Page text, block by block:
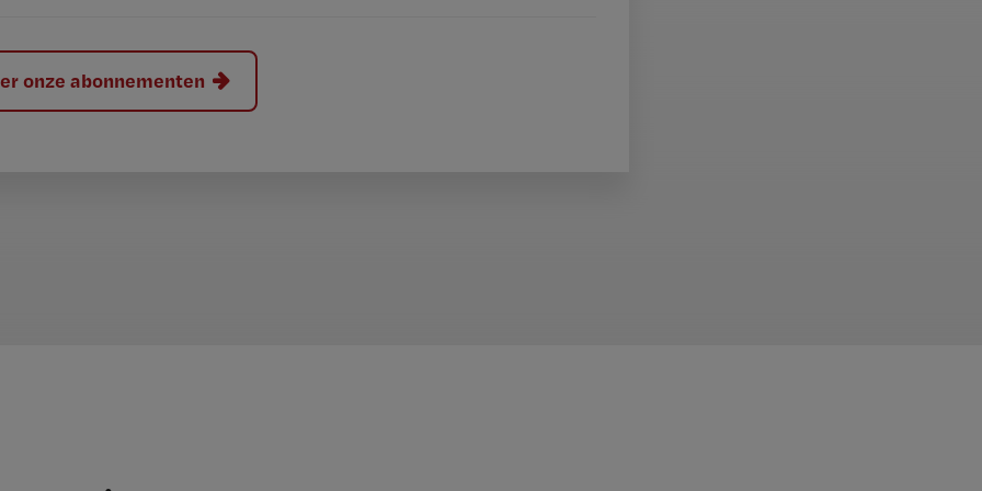
onze abonnementen